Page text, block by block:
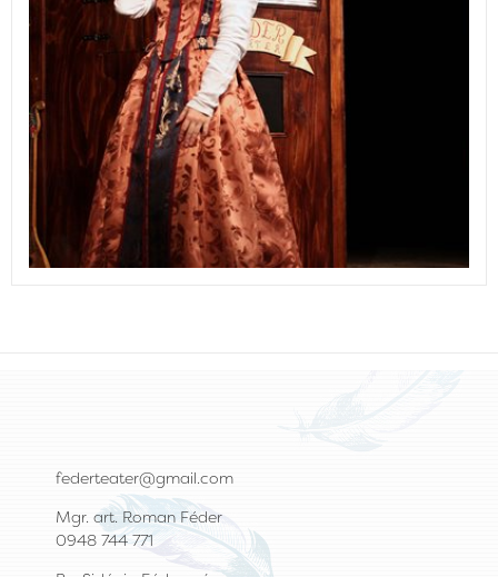
federteater@gmail.com
Mgr. art. Roman Féder
0948 744 771